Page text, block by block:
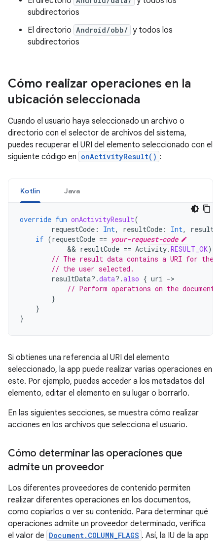
subdirectorios
El directorio Android/obb/ y todos los
subdirectorios
Cómo realizar operaciones en la
ubicación seleccionada
Cuando el usuario haya seleccionado un archivo o
directorio con el selector de archivos del sistema,
puedes recuperar el URI del elemento seleccionado con el
siguiente código en onActivityResult() :
Kotlin Java
override fun onActivityResult(
requestCode : Int, resultCode : Int,
if (requestCode == your-request-code
            &&
resultCode == Activity.RESULT_OK)
// The result data contains a URI for the
// the user selected.
resultData?.data?.also { uri ->
// Perform operations on the
}
}
}
Si obtienes una referencia al URI del elemento
seleccionado, la app puede realizar varias operaciones en
este. Por ejemplo, puedes acceder a los metadatos del
elemento, editar el elemento en su lugar o borrarlo.
En las siguientes secciones, se muestra cómo realizar
acciones en los archivos que selecciona el usuario.
Cómo determinar las operaciones que
admite un proveedor
Los diferentes proveedores de contenido permiten
realizar diferentes operaciones en los documentos,
como copiarlos o ver su contenido. Para determinar qué
operaciones admite un proveedor determinado, verifica
el valor de Document.COLUMN_FLAGS . Así, la IU de la app